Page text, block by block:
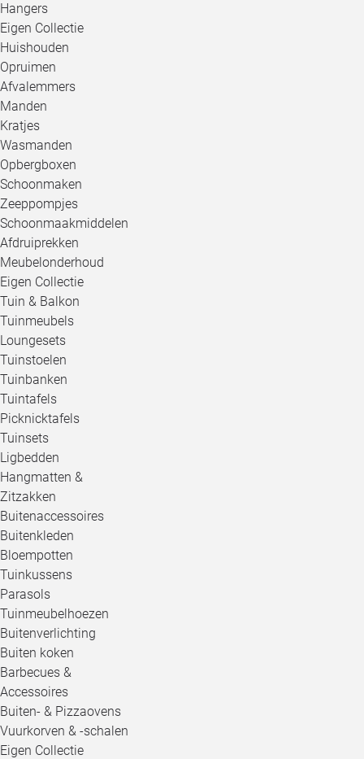
Hangers
Eigen Collectie
Huishouden
Opruimen
Afvalemmers
Manden
Kratjes
Wasmanden
Opbergboxen
Schoonmaken
Zeeppompjes
Schoonmaakmiddelen
Afdruiprekken
Meubelonderhoud
Eigen Collectie
Tuin & Balkon
Tuinmeubels
Loungesets
Tuinstoelen
Tuinbanken
Tuintafels
Picknicktafels
Tuinsets
Ligbedden
Hangmatten &
Zitzakken
Buitenaccessoires
Buitenkleden
Bloempotten
Tuinkussens
Parasols
Tuinmeubelhoezen
Buitenverlichting
Buiten koken
Barbecues &
Accessoires
Buiten- & Pizzaovens
Vuurkorven & -schalen
Eigen Collectie